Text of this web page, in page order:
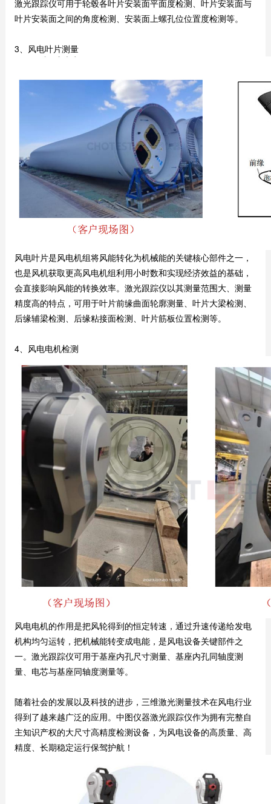
激光跟踪仪可用于轮毂各叶片安装面平面度检测、叶片安装面与
叶片安装面之间的角度检测、安装面上螺孔位位置度检测等。
3、风电叶片测量
风电叶片是风电机组将风能转化为机械能的关键核心部件之一，
也是风机获取更高风电机组利用小时数和实现经济效益的基础，
会直接影响风能的转换效率。激光跟踪仪以其测量范围大、测量
精度高的特点，可用于叶片前缘曲面轮廓测量、叶片大梁检测、
后缘辅梁检测、后缘粘接面检测、叶片筋板位置检测等。
4、风电电机检测
风电电机的作用是把风轮得到的恒定转速，通过升速传递给发电
机构均匀运转，把机械能转变成电能，是风电设备关键部件之
一。激光跟踪仪可用于基座内孔尺寸测量、基座内孔同轴度测
量、电芯与基座同轴度测量等。
随着社会的发展以及科技的进步，三维激光测量技术在风电行业
得到了越来越广泛的应用。中图仪器激光跟踪仪作为拥有完整自
主知识产权的大尺寸高精度检测设备，为风电设备的高质量、高
精度、长期稳定运行保驾护航！